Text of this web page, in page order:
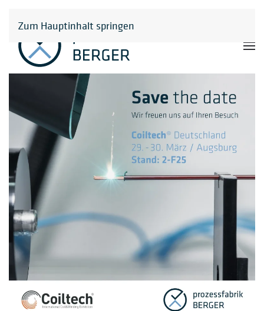
Zum Hauptinhalt springen